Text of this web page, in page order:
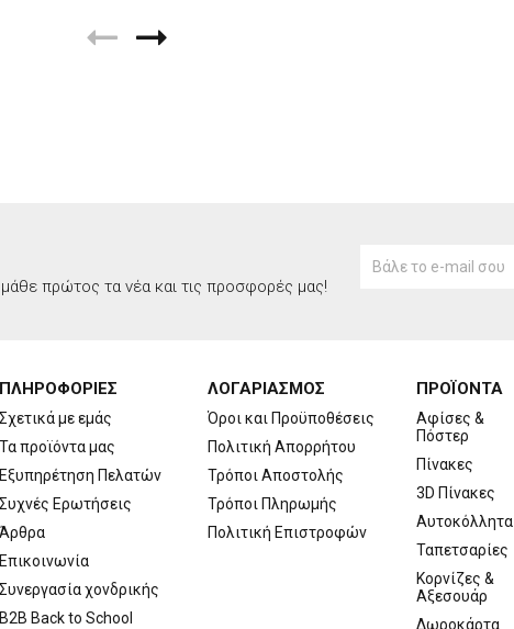
πρώτος τα νέα και τις προσφορές μας!
ΠΛΗΡΟΦΟΡΙΕΣ
Σχετικά με εμάς
Τα προϊόντα μας
Εξυπηρέτηση Πελατών
Συχνές Ερωτήσεις
Άρθρα
Επικοινωνία
Συνεργασία χονδρικής
B2B Back to School
ΛΟΓΑΡΙΑΣΜΟΣ
Όροι και Προϋποθέσεις
Πολιτική Απορρήτου
Τρόποι Αποστολής
Τρόποι Πληρωμής
Πολιτική Επιστροφών
ΠΡΟΪΟΝΤΑ
Αφίσες &
Πόστερ
Πίνακες
3D Πίνακες
Αυτοκόλλητα
Ταπετσαρίες
Κορνίζες &
Αξεσουάρ
Δωροκάρτα